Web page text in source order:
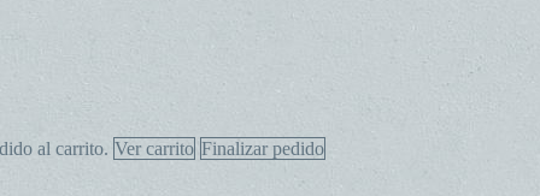
al carrito. Ver carrito Finalizar pedido